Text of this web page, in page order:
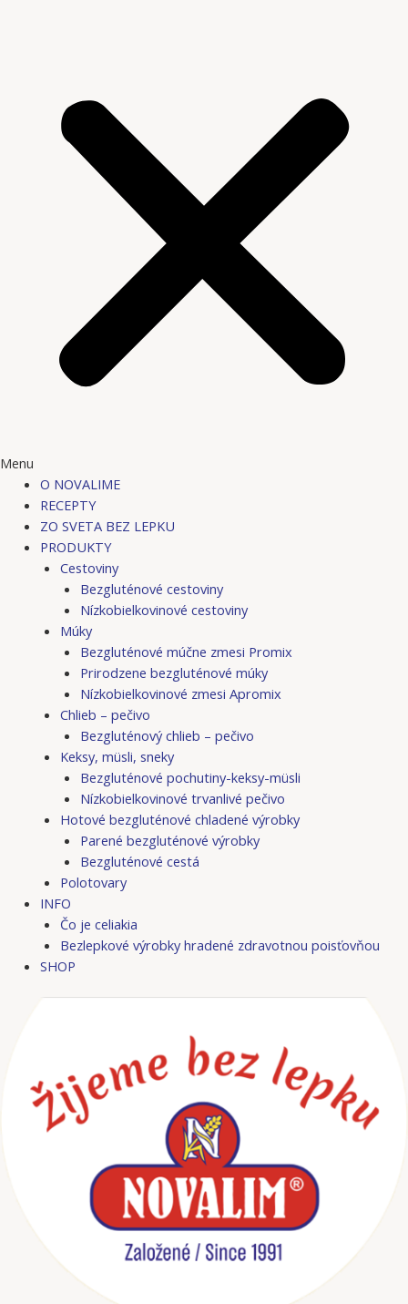
Menu
O NOVALIME
RECEPTY
ZO SVETA BEZ LEPKU
PRODUKTY
Cestoviny
Bezgluténové cestoviny
Nízkobielkovinové cestoviny
Múky
Bezgluténové múčne zmesi Promix
Prirodzene bezgluténové múky
Nízkobielkovinové zmesi Apromix
Chlieb – pečivo
Bezgluténový chlieb – pečivo
Keksy, müsli, sneky
Bezgluténové pochutiny-keksy-müsli
Nízkobielkovinové trvanlivé pečivo
Hotové bezgluténové chladené výrobky
Parené bezgluténové výrobky
Bezgluténové cestá
Polotovary
INFO
Čo je celiakia
Bezlepkové výrobky hradené zdravotnou poisťovňou
SHOP